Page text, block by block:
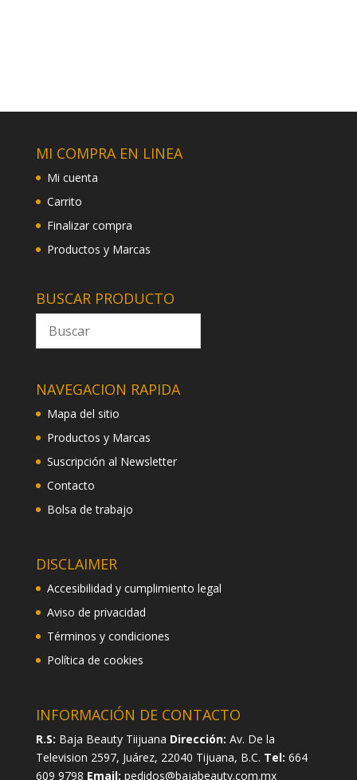
MI COMPRA EN LINEA
Mi cuenta
Carrito
Finalizar compra
Productos y Marcas
BUSCAR PRODUCTO
NAVEGACION RAPIDA
Mapa del sitio
Productos y Marcas
Suscripción al Newsletter
Contacto
Bolsa de trabajo
DISCLAIMER
Accesibilidad y cumplimiento legal
Aviso de privacidad
Términos y condiciones
Política de cookies
INFORMACIÓN DE CONTACTO
R.S: Baja Beauty Tiijuana Dirección: Av. De la
Television 2597, Juárez, 22040 Tijuana, B.C. Tel: 664
609 9798 Email: pedidos@bajabeauty.com.mx